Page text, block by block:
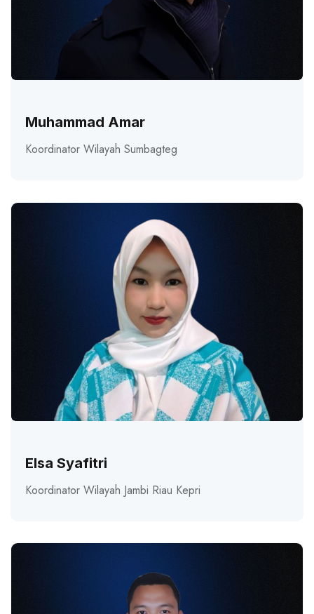
Muhammad Amar
Koordinator Wilayah Sumbagteg
Elsa Syafitri
Koordinator Wilayah Jambi Riau Kepri